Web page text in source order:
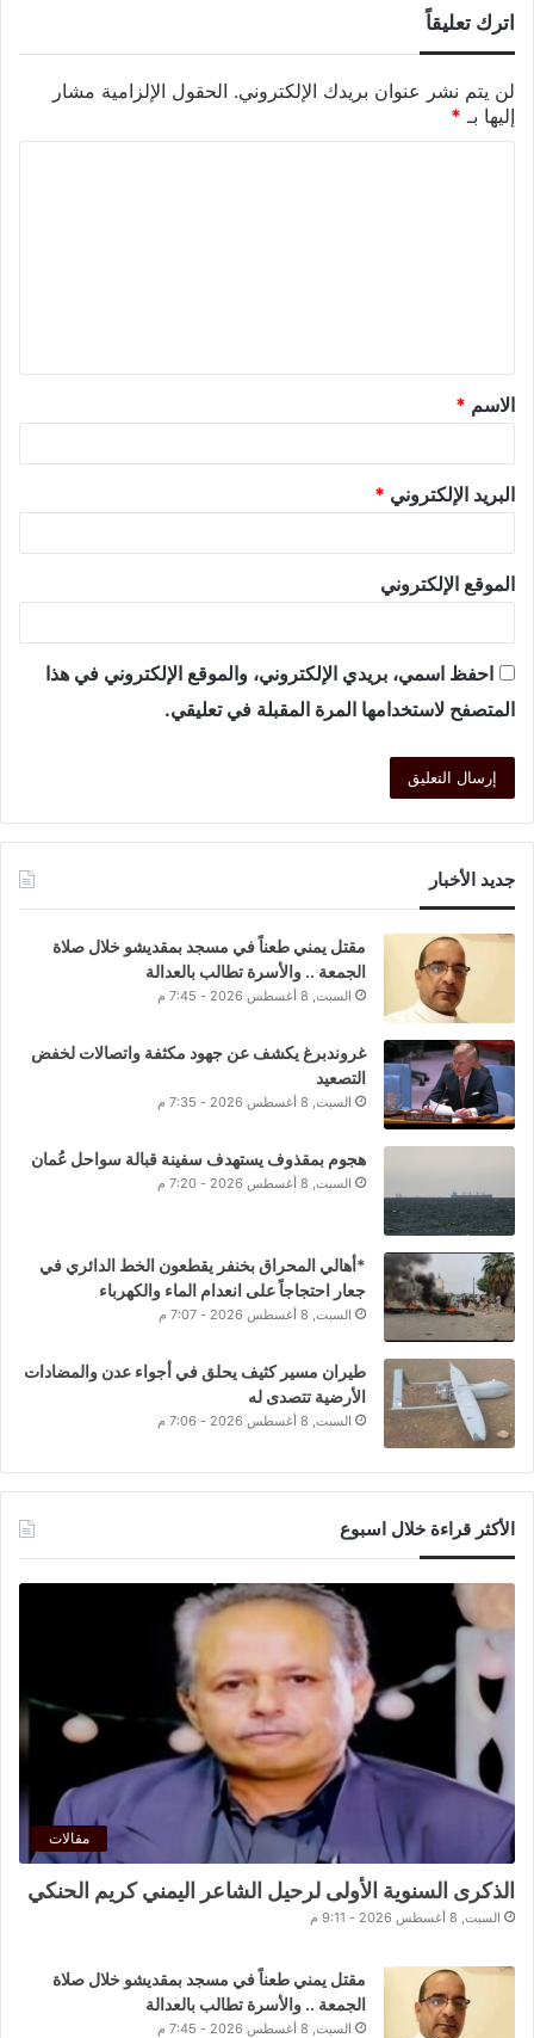
اترك تعليقاً
لن يتم نشر عنوان بريدك الإلكتروني. الحقول الإلزامية مشار
إليها بـ *
الاسم *
البريد الإلكتروني *
الموقع الإلكتروني
احفظ اسمي، بريدي الإلكتروني، والموقع الإلكتروني في هذا
المتصفح لاستخدامها المرة المقبلة في تعليقي.
جديد الأخبار
مقتل يمني طعناً في مسجد بمقديشو خلال صلاة
الجمعة .. والأسرة تطالب بالعدالة
السبت, 8 أغسطس 2026 - 7:45 م
غروندبرغ يكشف عن جهود مكثفة واتصالات لخفض
التصعيد
السبت, 8 أغسطس 2026 - 7:35 م
هجوم بمقذوف يستهدف سفينة قبالة سواحل عُمان
السبت, 8 أغسطس 2026 - 7:20 م
*أهالي المحراق بخنفر يقطعون الخط الدائري في
جعار احتجاجاً على انعدام الماء والكهرباء
السبت, 8 أغسطس 2026 - 7:07 م
طيران مسير كثيف يحلق في أجواء عدن والمضادات
الأرضية تتصدى له
السبت, 8 أغسطس 2026 - 7:06 م
الأكثر قراءة خلال اسبوع
مقالات
الذكرى السنوية الأولى لرحيل الشاعر اليمني كريم الحنكي
السبت, 8 أغسطس 2026 - 9:11 م
مقتل يمني طعناً في مسجد بمقديشو خلال صلاة
الجمعة .. والأسرة تطالب بالعدالة
السبت, 8 أغسطس 2026 - 7:45 م